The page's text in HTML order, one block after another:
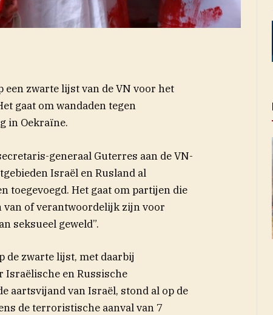
zwarte lijst van de VN voor het
gaat om wandaden tegen
in Oekraïne.
generaal Guterres aan de VN-
Israël en Rusland al
toegevoegd. Het gaat om partijen die
van of verantwoordelijk zijn voor
seksueel geweld”.
de zwartelijst(opent in nieuw venster)
, met daarbij
en Russische
aartsvijand van Israël, stond al op de
de terroristische aanval van 7